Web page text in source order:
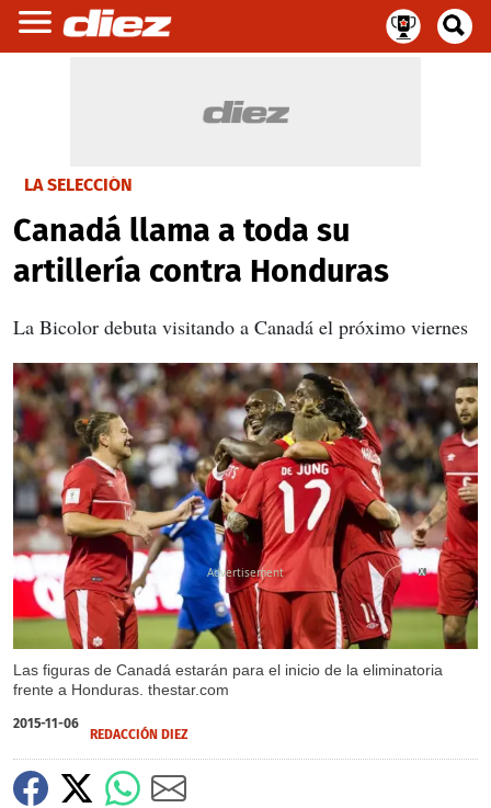
LA SELECCIÓN
Canadá llama a toda su
artillería contra Honduras
La Bicolor debuta visitando a Canadá el próximo viernes
Las figuras de Canadá estarán para el inicio de la eliminatoria
frente a Honduras. thestar.com
X
2015-11-06
REDACCIÓN DIEZ